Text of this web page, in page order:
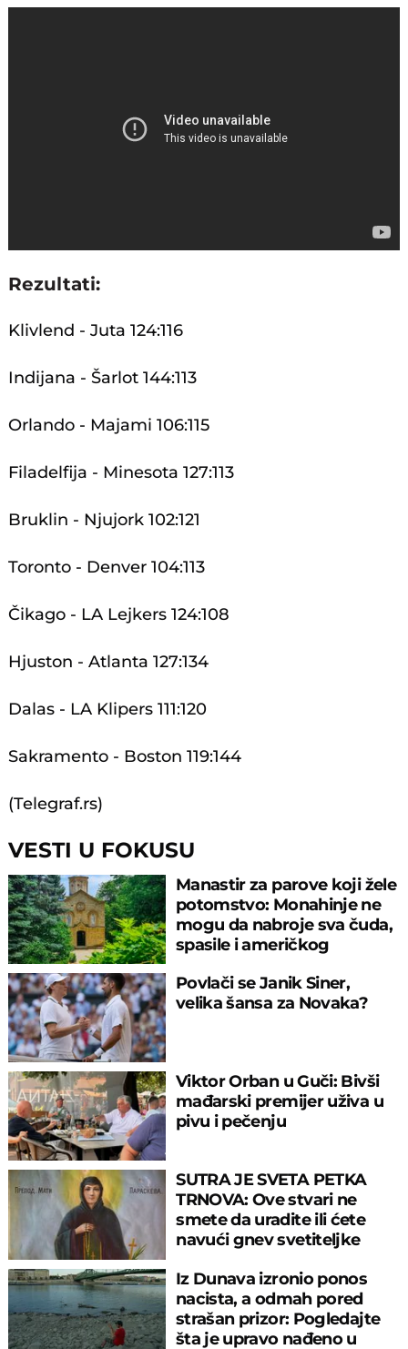
Rezultati:
Klivlend - Juta 124:116
Indijana - Šarlot 144:113
Orlando - Majami 106:115
Filadelfija - Minesota 127:113
Bruklin - Njujork 102:121
Toronto - Denver 104:113
Čikago - LA Lejkers 124:108
Hjuston - Atlanta 127:134
Dalas - LA Klipers 111:120
Sakramento - Boston 119:144
(Telegraf.rs)
VESTI U FOKUSU
Manastir za parove koji žele
potomstvo: Monahinje ne
mogu da nabroje sva čuda,
spasile i američkog
Povlači se Janik Siner,
velika šansa za Novaka?
Viktor Orban u Guči: Bivši
mađarski premijer uživa u
pivu i pečenju
SUTRA JE SVETA PETKA
TRNOVA: Ove stvari ne
smete da uradite ili ćete
navući gnev svetiteljke
Iz Dunava izronio ponos
nacista, a odmah pored
strašan prizor: Pogledajte
šta je upravo nađeno u